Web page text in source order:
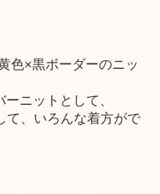
色×黒ボーダーのニッ
ニットとして、
て、いろんな着方がで